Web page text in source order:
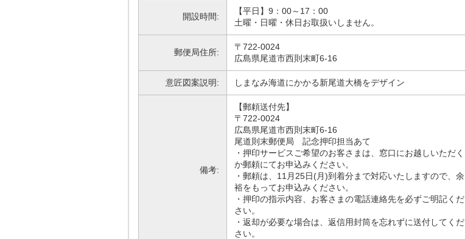
開設時間:
【平日】9：00～17：00
土曜・日曜・休日お取扱いしません。
郵便局住所:
〒722-0024
広島県尾道市西則末町6-16
意匠図案説明: しまなみ海道にかかる新尾道大橋をデザイン
備考:
【郵頼送付先】
〒722-0024
広島県尾道市西則末町6-16
尾道則末郵便局 記念押印担当あて
・押印サービスご希望のお客さまは、窓口にお越しいただく
か郵頼にてお申込みください。
・郵頼は、11月25日(月)到着分まで対応いたしますので、余
裕をもってお申込みください。
・押印の指示内容、お客さまの電話連絡先を必ずご明記くだ
さい。
・返却が必要な場合は、返信用封筒を忘れずに送付してくだ
さい。